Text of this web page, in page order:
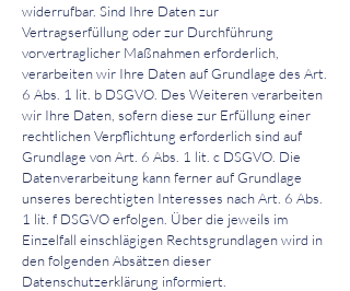
widerrufbar. Sind Ihre Daten zur
Vertragserfüllung oder zur Durchführung
vorvertraglicher Maßnahmen erforderlich,
verarbeiten wir Ihre Daten auf Grundlage des Art.
6 Abs. 1 lit. b DSGVO. Des Weiteren verarbeiten
wir Ihre Daten, sofern diese zur Erfüllung einer
rechtlichen Verpflichtung erforderlich sind auf
Grundlage von Art. 6 Abs. 1 lit. c DSGVO. Die
Datenverarbeitung kann ferner auf Grundlage
unseres berechtigten Interesses nach Art. 6 Abs.
1 lit. f DSGVO erfolgen. Über die jeweils im
Einzelfall einschlägigen Rechtsgrundlagen wird in
den folgenden Absätzen dieser
Datenschutzerklärung informiert.